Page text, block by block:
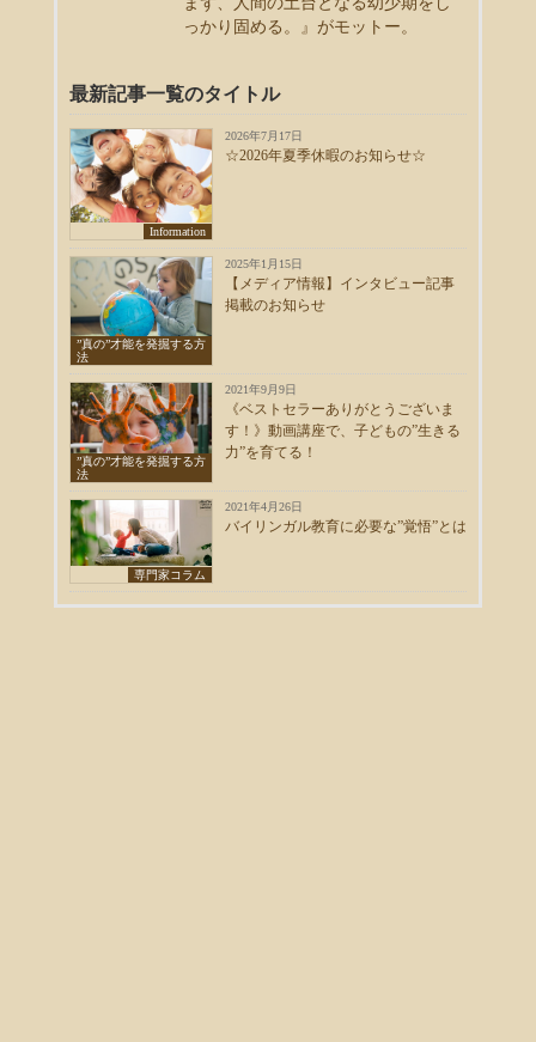
っかり固める。』がモットー。
最新記事一覧のタイトル
Information
2026年7月17日
☆2026年夏季休暇のお知らせ☆
”真の”才能を発掘する方
法
2025年1月15日
【メディア情報】インタビュー記事
掲載のお知らせ
”真の”才能を発掘する方
法
2021年9月9日
《ベストセラーありがとうございま
す！》動画講座で、子どもの”生きる
力”を育てる！
専門家コラム
2021年4月26日
バイリンガル教育に必要な”覚悟”とは